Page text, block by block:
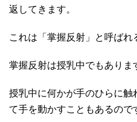
返してきます。
これは「掌握反射」と呼ばれ
掌握反射は授乳中でもありま
授乳中に何かが手のひらに触
て手を動かすこともあるので